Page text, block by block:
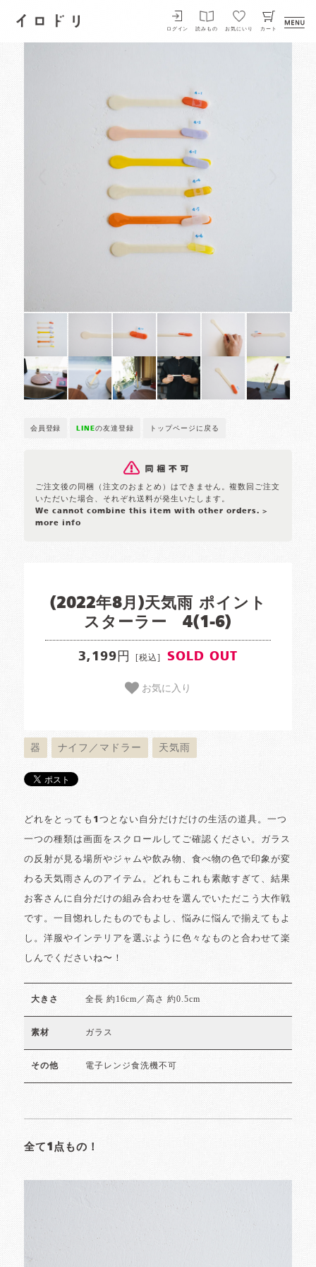
イロドリ
ログイン 読みもの お気にいり カート
会員登録 LINEの友達登録 トップページに戻る
ご注文後の同梱（注文のおまとめ）はできません。複数回ご注文
いただいた場合、それぞれ送料が発生いたします。
We cannot combine this item with other orders. >
more info
(2022年8月)天気雨 ポイント
スターラー 4(1-6)
3,199円 [税込] SOLD OUT
お気に入り
器 ナイフ／マドラー 天気雨
どれをとっても1つとない自分だけだけの生活の道具。一つ
一つの種類は画面をスクロールしてご確認ください。ガラス
の反射が見る場所やジャムや飲み物、食べ物の色で印象が変
わる天気雨さんのアイテム。どれもこれも素敵すぎて、結果
お客さんに自分だけの組み合わせを選んでいただこう大作戦
です。一目惚れしたものでもよし、悩みに悩んで揃えてもよ
し。洋服やインテリアを選ぶように色々なものと合わせて楽
しんでくださいね〜！
大きさ 全長 約16cm／高さ 約0.5cm
素材 ガラス
その他 電子レンジ食洗機不可
全て1点もの！